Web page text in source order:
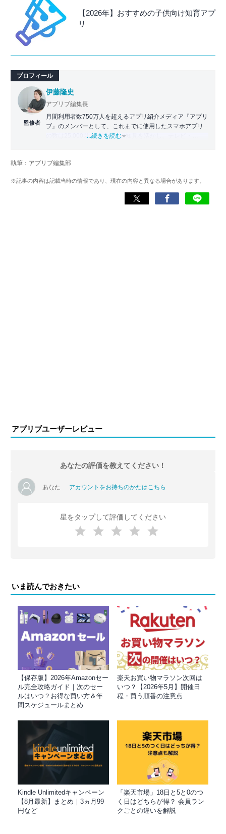
【2026年】おすすめの子供向け知育アプ
リ
プロフィール
監修者
伊藤隆史
アプリブ編集長
月間利用者数750万人を超えるアプリ紹介メディア『アプリ
ブ』のメンバーとして、これまでに使用したスマホアプリ
の数は25,000以上。アプリの知見を活かし、テレビ・
化アプリの紹介）、TBS『サタプラ』（スマホライフが変
スマホアプリ）他
...続きを読む
執筆：アプリブ編集部
※記事の内容は記載当時の情報であり、現在の内容と異なる場合があります。
アプリブユーザーレビュー
あなたの評価を教えてください！
あなた アカウントをお持ちのかたはこちら
星をタップして評価してください
いま読んでおきたい
【保存版】2026年Amazonセー
ル完全攻略ガイド｜次のセー
ルはいつ？お得な買い方＆年
間スケジュールまとめ
楽天お買い物マラソン次回は
いつ？【2026年5月】開催日
程・買う順番の注意点
Kindle Unlimitedキャンペーン
【8月最新】まとめ｜3ヵ月99
円など
「楽天市場」18日と5と0のつ
く日はどちらが得？ 会員ラン
クごとの違いを解説